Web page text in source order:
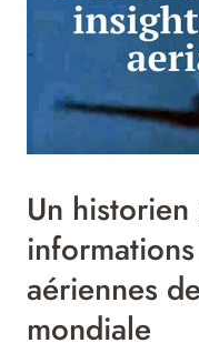
Un
aériennes
mondiale